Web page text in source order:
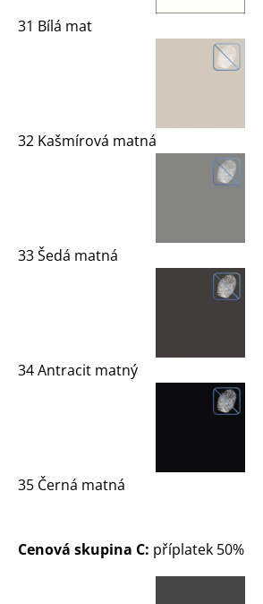
31 Bílá mat
32 Kašmírová matná
33 Šedá matná
34 Antracit matný
35 Černá matná
Cenová skupina C: příplatek 50%